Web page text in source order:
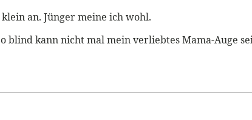
an. Jünger meine ich wohl.
blind kann nicht mal mein verliebtes Mama-Auge